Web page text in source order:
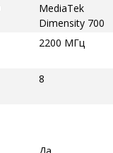
MediaTek
Dimensity 700
2200 МГц
8